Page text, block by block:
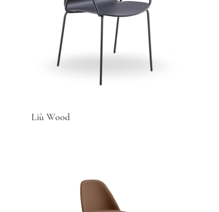
Liù Wood